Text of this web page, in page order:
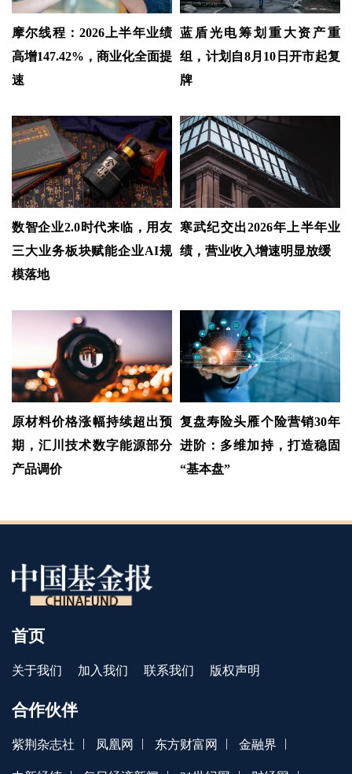
摩尔线程：2026上半年业绩
高增147.42%，商业化全面提
速
蓝盾光电筹划重大资产重
组，计划自8月10日开市起复
牌
数智企业2.0时代来临，用友
三大业务板块赋能企业AI规
模落地
寒武纪交出2026年上半年业
绩，营业收入增速明显放缓
原材料价格涨幅持续超出预
期，汇川技术数字能源部分
产品调价
复盘寿险头雁个险营销30年
进阶：多维加持，打造稳固
“基本盘”
首页
关于我们 加入我们 联系我们 版权声明
合作伙伴
紫荆杂志社 凤凰网 东方财富网 金融界